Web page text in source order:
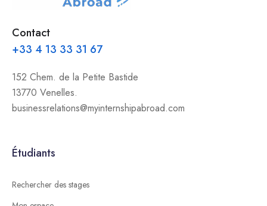
Contact
+33 4 13 33 31 67
152 Chem. de la Petite Bastide
13770 Venelles.
businessrelations@myinternshipabroad.com
Étudiants
Rechercher des stages